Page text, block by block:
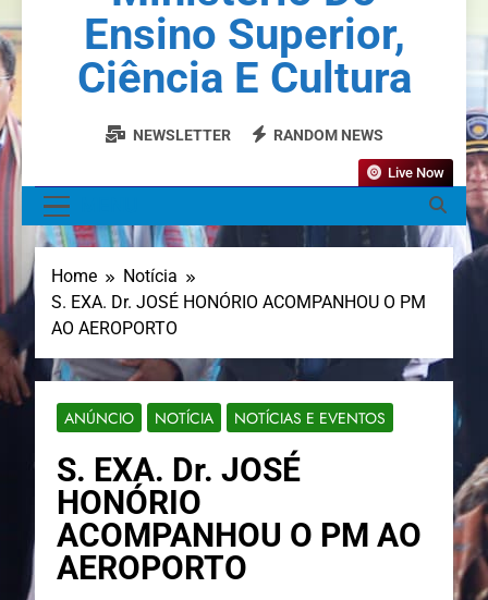
Ensino Superior,
Ciência E Cultura
NEWSLETTER RANDOM NEWS
Live Now
Home
Notícia
S. EXA. Dr. JOSÉ HONÓRIO ACOMPANHOU O PM
AO AEROPORTO
ANÚNCIO NOTÍCIA NOTÍCIAS E EVENTOS
S. EXA. Dr. JOSÉ
HONÓRIO
ACOMPANHOU O PM AO
AEROPORTO